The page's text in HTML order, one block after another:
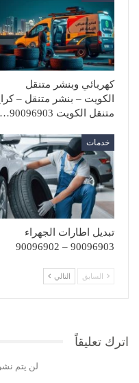
كهربائي وبنشر متنقل
الكويت – بنشر متنقل –
متنقل الكويت 90096903…
خدمات
تبديل اطارات الجهراء
90096903 – 90096902
السابق التالي
اترك تعليقاً
لن يتم